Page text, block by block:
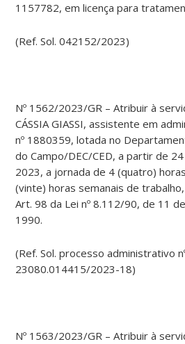
1157782, em licença para
(Ref. Sol. 042152/2023)
Nº 1562/2023/GR – Atribuir à
CÁSSIA GIASSI, assistente em
nº 1880359, lotada no
do Campo/DEC/CED, a partir de
2023, a jornada de 4 (quatro)
(vinte) horas semanais de
Art. 98 da Lei nº 8.112/90, de 11
1990.
(Ref. Sol. processo administrativo
23080.014415/2023-18)
Nº 1563/2023/GR – Atribuir à